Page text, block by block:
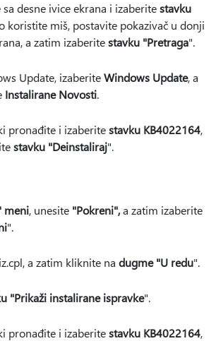
desne ivice ekrana i izaberitestavku
koristite miš, postavite pokazivač u donji
a zatim izaberitestavku "Pretraga".
Update, izaberiteWindows Update, a
Instalirane Novosti.
pronađite i izaberitestavku KB4022164,
stavku "Deinstaliraj".
meni, unesite "Pokreni",a zatim izaberite
".
a zatim kliknite na dugme "U redu".
"Prikaži instalirane ispravke".
pronađite i izaberitestavku KB4022164,